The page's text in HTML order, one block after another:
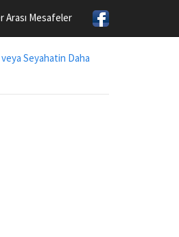
Arası Mesafeler
Seyahatin Daha